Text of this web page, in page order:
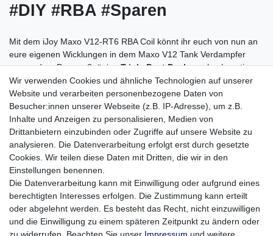
#DIY #RBA #Sparen
Mit dem iJoy Maxo V12-RT6 RBA Coil könnt ihr euch von nun an
eure eigenen Wicklungen in dem Maxo V12 Tank Verdampfer
verwenden. Das großzügigeTriple Post Deckaus hochwertigem
Edelstahl bietet mehr alsgenügend Platzum auch 3 komplexere
Builds zu montieren. Die V12-RT6 RBA wird genau wie ein
herkömmlicher V12 Fertig-Coil in den Verdampfer eingeschraubt.
Also eigentlich kein Unterschied, abgesehen davon, dass ihr nun
euren Lieblings-Wire und eure bevorzugte Watte verwenden
könnt.
Hier zeigt sich einmal mehr, dass iJoy auch bei neuen Produkte
auf die Wünsche ihrer Kunden hört, auch wenn es mal zu Lasten
des eigenen Umsatzes geht. Denn mit diesem Selbstwickel-Coil
für den iJoy Maxo V12 spart ihr zukünftig richtig Geld, denn ihr
werdet keine Maxo Fertig-Coils mehr kaufen wollen.
Wir verwenden Cookies und ähnliche Technologien auf unserer
Website und verarbeiten personenbezogene Daten von
Besucher:innen unserer Webseite (z.B. IP-Adresse), um z.B.
Inhalte und Anzeigen zu personalisieren, Medien von
Drittanbietern einzubinden oder Zugriffe auf unsere Website zu
analysieren. Die Datenverarbeitung erfolgt erst durch gesetzte
Cookies. Wir teilen diese Daten mit Dritten, die wir in den
Einstellungen benennen.
Die Datenverarbeitung kann mit Einwilligung oder aufgrund eines
berechtigten Interesses erfolgen. Die Zustimmung kann erteilt
oder abgelehnt werden. Es besteht das Recht, nicht einzuwilligen
und die Einwilligung zu einem späteren Zeitpunkt zu ändern oder